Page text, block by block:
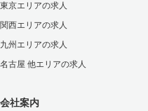
東京エリアの求人
関西エリアの求人
九州エリアの求人
名古屋 他エリアの求人
会社案内